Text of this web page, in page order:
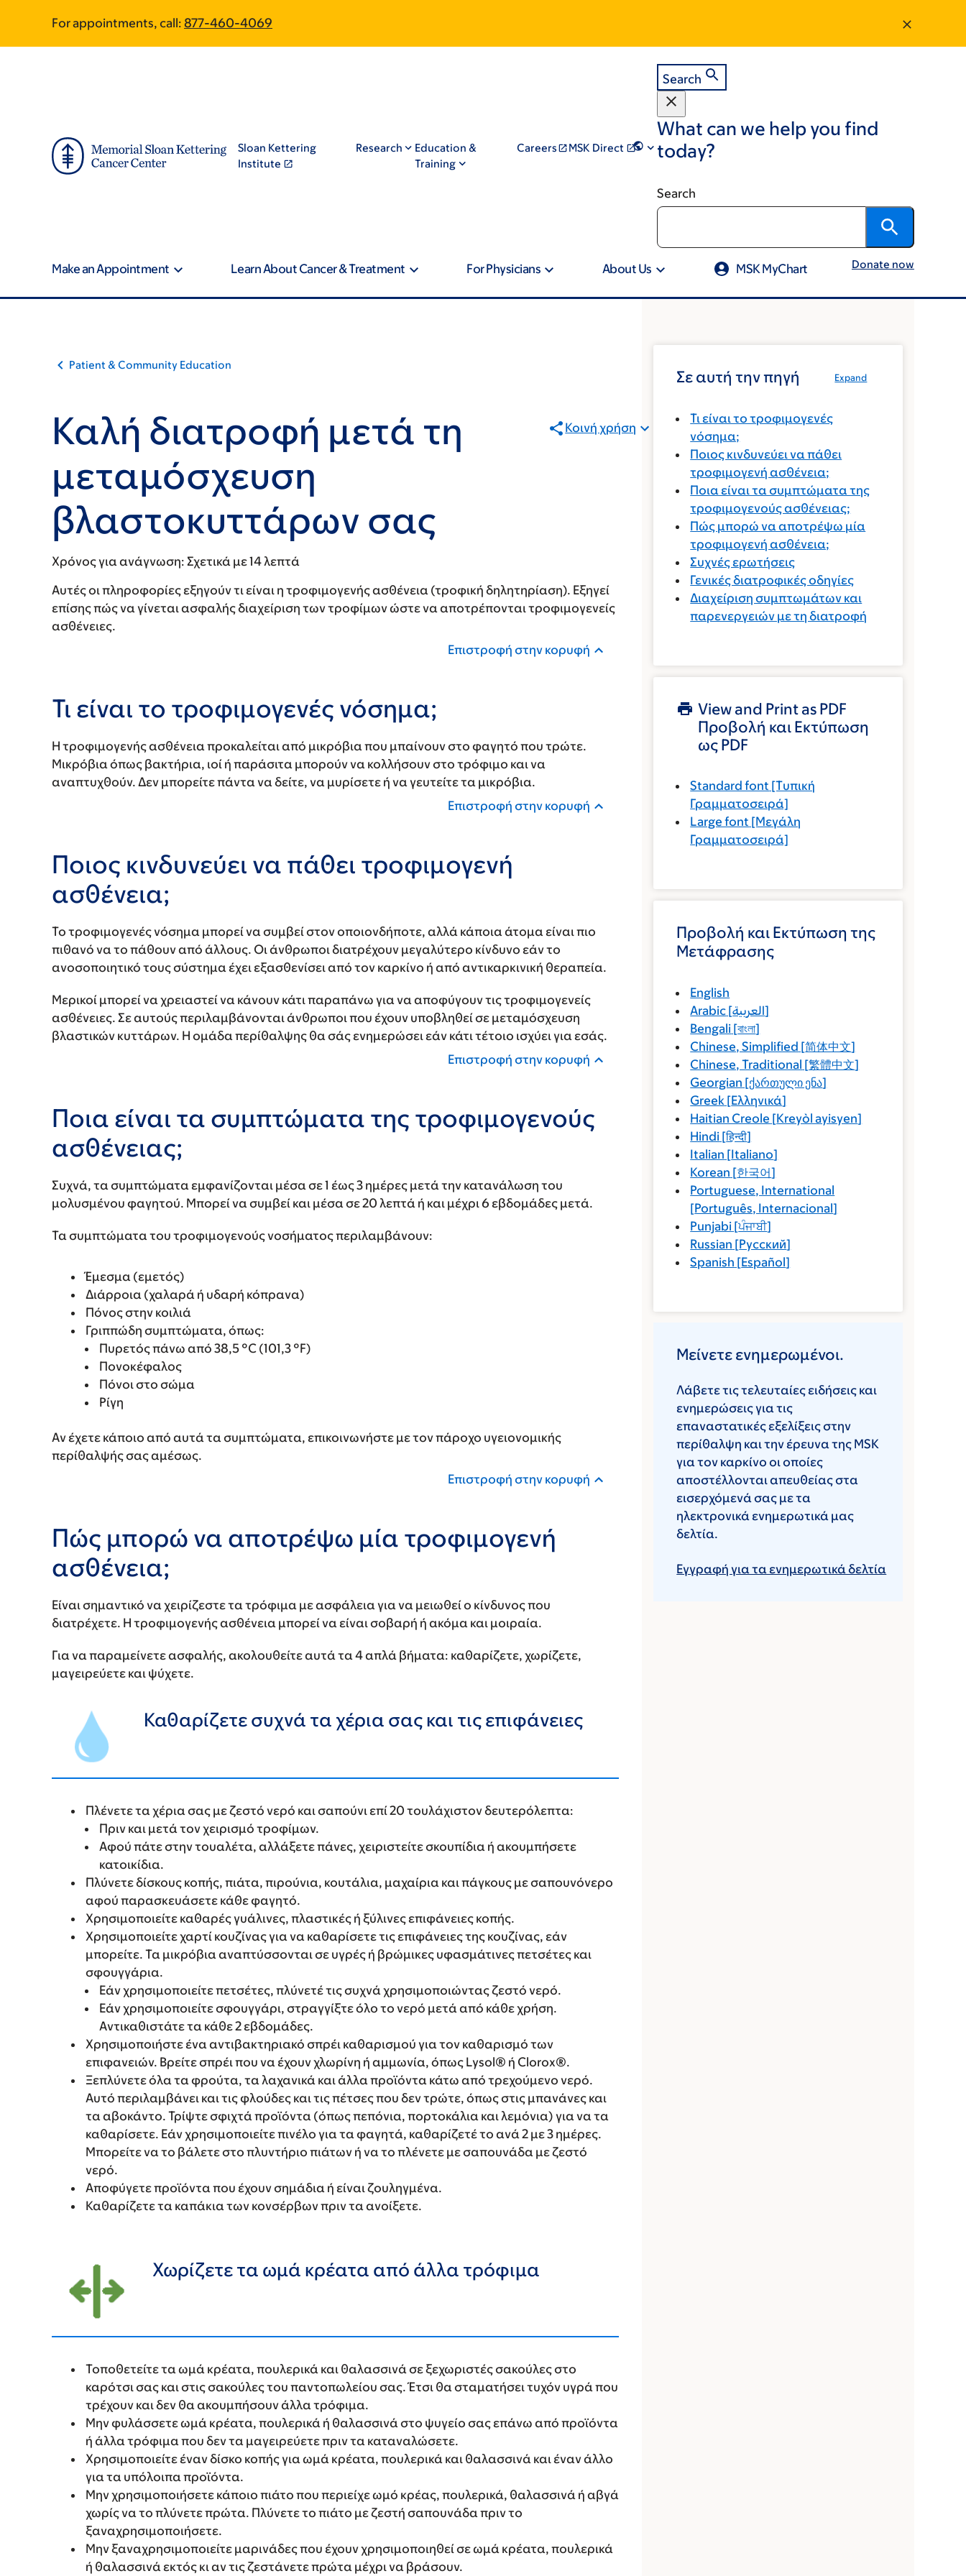
main
footer
For appointments, call: 877-460-4069
Sloan Kettering
Institute
Research
Education &
Training
Careers MSK Direct
Search
What can we help you find
today?
Search
Make an Appointment Learn About Cancer & Treatment For Physicians About Us MSK MyChart Donate now
Patient & Community Education
Καλή διατροφή μετά τη
μεταμόσχευση
βλαστοκυττάρων σας
Κοινή χρήση
Χρόνος για ανάγνωση: Σχετικά με 14 λεπτά
Αυτές οι πληροφορίες εξηγούν τι είναι η τροφιμογενής ασθένεια (τροφική δηλητηρίαση). Εξηγεί
επίσης πώς να γίνεται ασφαλής διαχείριση των τροφίμων ώστε να αποτρέπονται τροφιμογενείς
ασθένειες.
Επιστροφή στην κορυφή
Τι είναι το τροφιμογενές νόσημα;
Η τροφιμογενής ασθένεια προκαλείται από μικρόβια που μπαίνουν στο φαγητό που τρώτε.
Μικρόβια όπως βακτήρια, ιοί ή παράσιτα μπορούν να κολλήσουν στο τρόφιμο και να
αναπτυχθούν. Δεν μπορείτε πάντα να δείτε, να μυρίσετε ή να γευτείτε τα μικρόβια.
Επιστροφή στην κορυφή
Ποιος κινδυνεύει να πάθει τροφιμογενή
ασθένεια;
Το τροφιμογενές νόσημα μπορεί να συμβεί στον οποιονδήποτε, αλλά κάποια άτομα είναι πιο
πιθανό να το πάθουν από άλλους. Οι άνθρωποι διατρέχουν μεγαλύτερο κίνδυνο εάν το
ανοσοποιητικό τους σύστημα έχει εξασθενίσει από τον καρκίνο ή από αντικαρκινική θεραπεία.
Μερικοί μπορεί να χρειαστεί να κάνουν κάτι παραπάνω για να αποφύγουν τις τροφιμογενείς
ασθένειες. Σε αυτούς περιλαμβάνονται άνθρωποι που έχουν υποβληθεί σε μεταμόσχευση
βλαστικών κυττάρων. Η ομάδα περίθαλψης θα σάς ενημερώσει εάν κάτι τέτοιο ισχύει για εσάς.
Επιστροφή στην κορυφή
Ποια είναι τα συμπτώματα της τροφιμογενούς
ασθένειας;
Συχνά, τα συμπτώματα εμφανίζονται μέσα σε 1 έως 3 ημέρες μετά την κατανάλωση του
μολυσμένου φαγητού. Μπορεί να συμβεί και μέσα σε 20 λεπτά ή και μέχρι 6 εβδομάδες μετά.
Τα συμπτώματα του τροφιμογενούς νοσήματος περιλαμβάνουν:
Έμεσμα (εμετός)
Διάρροια (χαλαρά ή υδαρή κόπρανα)
Πόνος στην κοιλιά
Γριππώδη συμπτώματα, όπως:
Πυρετός πάνω από 38,5 °C (101,3 °F)
Πονοκέφαλος
Πόνοι στο σώμα
Ρίγη
Αν έχετε κάποιο από αυτά τα συμπτώματα, επικοινωνήστε με τον πάροχο υγειονομικής
περίθαλψής σας αμέσως.
Επιστροφή στην κορυφή
Πώς μπορώ να αποτρέψω μία τροφιμογενή
ασθένεια;
Είναι σημαντικό να χειρίζεστε τα τρόφιμα με ασφάλεια για να μειωθεί ο κίνδυνος που
διατρέχετε. Η τροφιμογενής ασθένεια μπορεί να είναι σοβαρή ή ακόμα και μοιραία.
Για να παραμείνετε ασφαλής, ακολουθείτε αυτά τα 4 απλά βήματα: καθαρίζετε, χωρίζετε,
μαγειρεύετε και ψύχετε.
Καθαρίζετε συχνά τα χέρια σας και τις επιφάνειες
Πλένετε τα χέρια σας με ζεστό νερό και σαπούνι επί 20 τουλάχιστον δευτερόλεπτα:
Πριν και μετά τον χειρισμό τροφίμων.
Αφού πάτε στην τουαλέτα, αλλάξετε πάνες, χειριστείτε σκουπίδια ή ακουμπήσετε
κατοικίδια.
Πλύνετε δίσκους κοπής, πιάτα, πιρούνια, κουτάλια, μαχαίρια και πάγκους με σαπουνόνερο
αφού παρασκευάσετε κάθε φαγητό.
Χρησιμοποιείτε καθαρές γυάλινες, πλαστικές ή ξύλινες επιφάνειες κοπής.
Χρησιμοποιείτε χαρτί κουζίνας για να καθαρίσετε τις επιφάνειες της κουζίνας, εάν
μπορείτε. Τα μικρόβια αναπτύσσονται σε υγρές ή βρώμικες υφασμάτινες πετσέτες και
σφουγγάρια.
Εάν χρησιμοποιείτε πετσέτες, πλύνετέ τις συχνά χρησιμοποιώντας ζεστό νερό.
Εάν χρησιμοποιείτε σφουγγάρι, στραγγίξτε όλο το νερό μετά από κάθε χρήση.
Αντικαθιστάτε τα κάθε 2 εβδομάδες.
Χρησιμοποιήστε ένα αντιβακτηριακό σπρέι καθαρισμού για τον καθαρισμό των
επιφανειών. Βρείτε σπρέι που να έχουν χλωρίνη ή αμμωνία, όπως Lysol® ή Clorox®.
Ξεπλύνετε όλα τα φρούτα, τα λαχανικά και άλλα προϊόντα κάτω από τρεχούμενο νερό.
Αυτό περιλαμβάνει και τις φλούδες και τις πέτσες που δεν τρώτε, όπως στις μπανάνες και
τα αβοκάντο. Τρίψτε σφιχτά προϊόντα (όπως πεπόνια, πορτοκάλια και λεμόνια) για να τα
καθαρίσετε. Εάν χρησιμοποιείτε πινέλο για τα φαγητά, καθαρίζετέ το ανά 2 με 3 ημέρες.
Μπορείτε να το βάλετε στο πλυντήριο πιάτων ή να το πλένετε με σαπουνάδα με ζεστό
νερό.
Αποφύγετε προϊόντα που έχουν σημάδια ή είναι ζουληγμένα.
Καθαρίζετε τα καπάκια των κονσέρβων πριν τα ανοίξετε.
Χωρίζετε τα ωμά κρέατα από άλλα τρόφιμα
Τοποθετείτε τα ωμά κρέατα, πουλερικά και θαλασσινά σε ξεχωριστές σακούλες στο
καρότσι σας και στις σακούλες του παντοπωλείου σας. Έτσι θα σταματήσει τυχόν υγρά που
τρέχουν και δεν θα ακουμπήσουν άλλα τρόφιμα.
Μην φυλάσσετε ωμά κρέατα, πουλερικά ή θαλασσινά στο ψυγείο σας επάνω από προϊόντα
ή άλλα τρόφιμα που δεν τα μαγειρεύετε πριν τα καταναλώσετε.
Χρησιμοποιείτε έναν δίσκο κοπής για ωμά κρέατα, πουλερικά και θαλασσινά και έναν άλλο
για τα υπόλοιπα προϊόντα.
Μην χρησιμοποιήσετε κάποιο πιάτο που περιείχε ωμό κρέας, πουλερικά, θαλασσινά ή αβγά
χωρίς να το πλύνετε πρώτα. Πλύνετε το πιάτο με ζεστή σαπουνάδα πριν το
ξαναχρησιμοποιήσετε.
Μην ξαναχρησιμοποιείτε μαρινάδες που έχουν χρησιμοποιηθεί σε ωμά κρέατα, πουλερικά
ή θαλασσινά εκτός κι αν τις ζεστάνετε πρώτα μέχρι να βράσουν.
Expand
Σε αυτή την πηγή
Τι είναι το τροφιμογενές
νόσημα;
Ποιος κινδυνεύει να πάθει
τροφιμογενή ασθένεια;
Ποια είναι τα συμπτώματα της
τροφιμογενούς ασθένειας;
Πώς μπορώ να αποτρέψω μία
τροφιμογενή ασθένεια;
Συχνές ερωτήσεις
Γενικές διατροφικές οδηγίες
Διαχείριση συμπτωμάτων και
παρενεργειών με τη διατροφή
View and Print as PDF
Προβολή και Εκτύπωση
ως PDF
Standard font [Τυπική
Γραμματοσειρά]
Large font [Μεγάλη
Γραμματοσειρά]
Προβολή και Εκτύπωση της
Μετάφρασης
English
Arabic [العربية]
Bengali [বাংলা]
Chinese, Simplified [简体中文]
Chinese, Traditional [繁體中文]
Georgian [ქართული ენა]
Greek [Ελληνικά]
Haitian Creole [Kreyòl ayisyen]
Hindi [हिन्दी]
Italian [Italiano]
Korean [한국어]
Portuguese, International
[Português, Internacional]
Punjabi [ਪੰਜਾਬੀ]
Russian [Русский]
Spanish [Español]
Μείνετε ενημερωμένοι.
Λάβετε τις τελευταίες ειδήσεις και
ενημερώσεις για τις
επαναστατικές εξελίξεις στην
περίθαλψη και την έρευνα της MSK
για τον καρκίνο οι οποίες
αποστέλλονται απευθείας στα
εισερχόμενά σας με τα
ηλεκτρονικά ενημερωτικά μας
δελτία.
Εγγραφή για τα ενημερωτικά δελτία